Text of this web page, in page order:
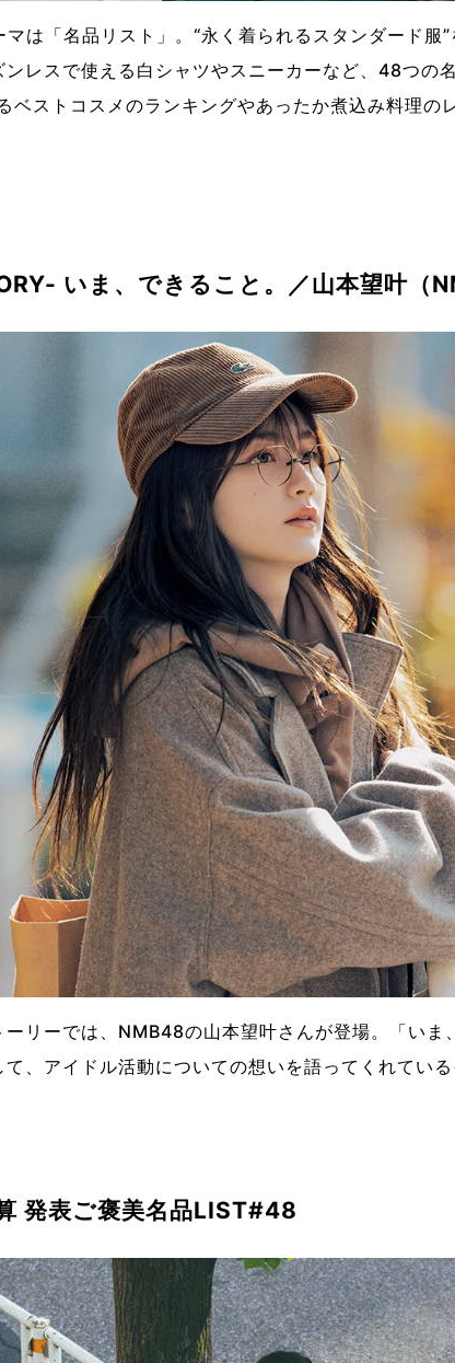
は「名品リスト」。“永く着られるスタンダード服
レスで使える白シャツやスニーカーなど、48つの
ベストコスメのランキングやあったか煮込み料理の
いま、できること。／山本望叶（
ーリーでは、NMB48の山本望叶さんが登場。「いま
、アイドル活動についての想いを語ってくれてい
発表ご褒美名品LIST#48